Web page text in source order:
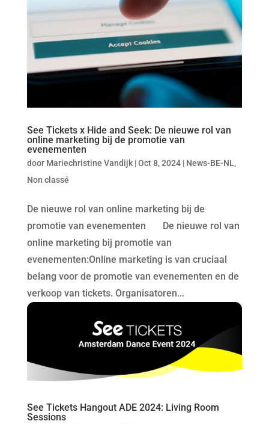
See Tickets x Hide and Seek: De nieuwe rol van
online marketing bij de promotie van
evenementen
door Mariechristine Vandijk|Oct 8, 2024| News-BE-NL,
Non classé
De nieuwe rol van online marketing bij de
promotie van evenementen De nieuwe rol van
online marketing bij promotie van
evenementen:Online marketing is van cruciaal
belang voor de promotie van evenementen en de
verkoop van tickets. Organisatoren...
See Tickets Hangout ADE 2024: Living Room
Sessions